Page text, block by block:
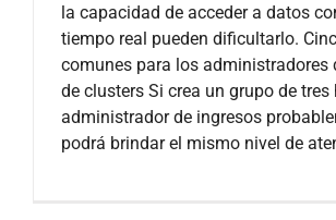
la capacidad de acceder a datos
tiempo real pueden dificultarlo.
comunes para los administradores
de clusters Si crea un grupo de tres
administrador de ingresos
podrá brindar el mismo nivel de